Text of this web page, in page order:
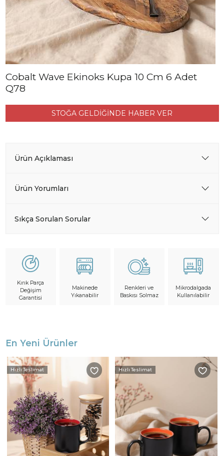
Cobalt Wave Ekinoks Kupa 10 Cm 6 Adet
Q78
STOĞA GELDİĞİNDE HABER VER
Ürün Açıklaması
Ürün Yorumları
Sıkça Sorulan Sorular
Kırık Parça
Değişim
Garantisi
Makinede
Yıkanabilir
Renkleri ve
Baskısı Solmaz
Mikrodalgada
Kullanılabilir
En Yeni Ürünler
Hızlı Teslimat Hızlı Teslimat